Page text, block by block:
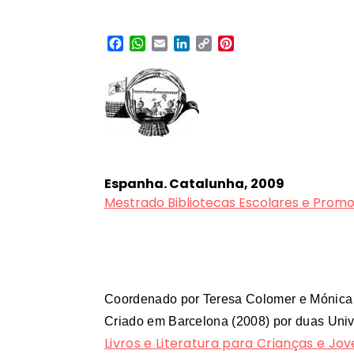
Facebook
WhatsApp
EmailLinkedIn
Copy
Espanha. Catalunha, 2009
Mestrado Bibliotecas Escolares e
Coordenado por Teresa Colomer e
Criado em Barcelona (2008) por duas
Livros e Literatura para Crianças e